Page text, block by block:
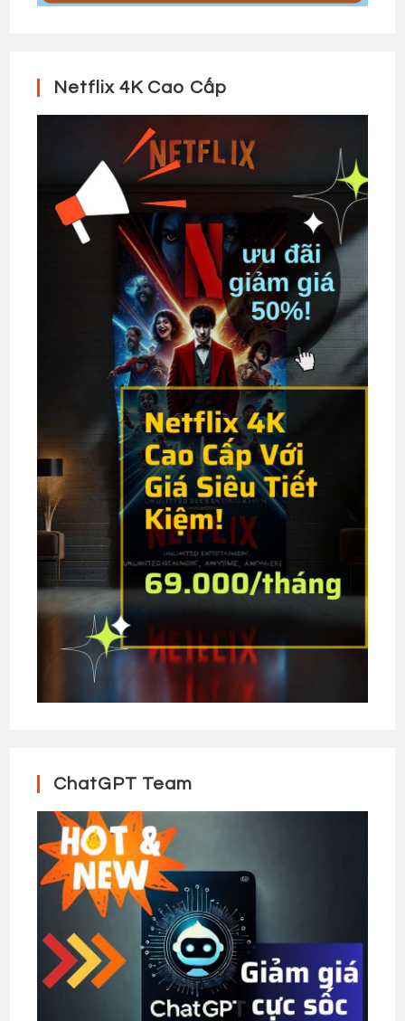
Netflix 4K Cao Cấp
ChatGPT Team